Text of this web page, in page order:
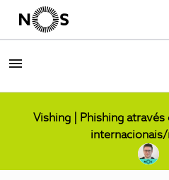
Vishing | Phishing através
internacionais/